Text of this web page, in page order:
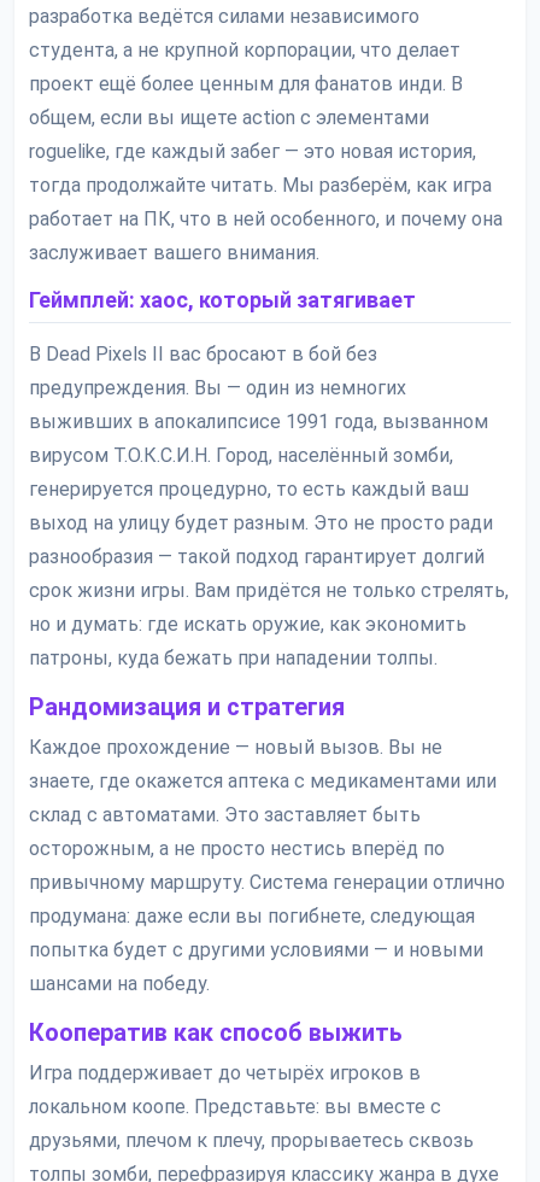
разработка ведётся силами независимого
студента, а не крупной корпорации, что делает
проект ещё более ценным для фанатов инди. В
общем, если вы ищете action с элементами
roguelike, где каждый забег — это новая история,
тогда продолжайте читать. Мы разберём, как игра
работает на ПК, что в ней особенного, и почему она
заслуживает вашего внимания.
Геймплей: хаос, который затягивает
В Dead Pixels II вас бросают в бой без
предупреждения. Вы — один из немногих
выживших в апокалипсисе 1991 года, вызванном
вирусом Т.О.К.С.И.Н. Город, населённый зомби,
генерируется процедурно, то есть каждый ваш
выход на улицу будет разным. Это не просто ради
разнообразия — такой подход гарантирует долгий
срок жизни игры. Вам придётся не только стрелять,
но и думать: где искать оружие, как экономить
патроны, куда бежать при нападении толпы.
Рандомизация и стратегия
Каждое прохождение — новый вызов. Вы не
знаете, где окажется аптека с медикаментами или
склад с автоматами. Это заставляет быть
осторожным, а не просто нестись вперёд по
привычному маршруту. Система генерации отлично
продумана: даже если вы погибнете, следующая
попытка будет с другими условиями — и новыми
шансами на победу.
Кооператив как способ выжить
Игра поддерживает до четырёх игроков в
локальном коопе. Представьте: вы вместе с
друзьями, плечом к плечу, прорываетесь сквозь
толпы зомби, перефразируя классику жанра в духе